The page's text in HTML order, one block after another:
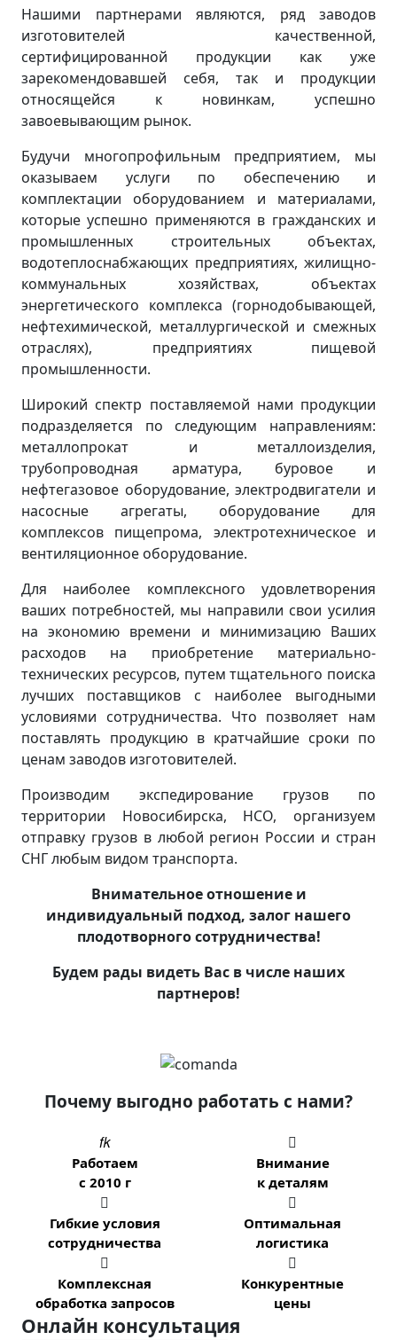
Нашими партнерами являются, ряд заводов
изготовителей качественной,
сертифицированной продукции как уже
зарекомендовавшей себя, так и продукции
относящейся к новинкам, успешно
завоевывающим рынок.
Будучи многопрофильным предприятием, мы
оказываем услуги по обеспечению и
комплектации оборудованием и материалами,
которые успешно применяются в гражданских и
промышленных строительных объектах,
водотеплоснабжающих предприятиях, жилищно-
коммунальных хозяйствах, объектах
энергетического комплекса (горнодобывающей,
нефтехимической, металлургической и смежных
отраслях), предприятиях пищевой
промышленности.
Широкий спектр поставляемой нами продукции
подразделяется по следующим направлениям:
металлопрокат и металлоизделия,
трубопроводная арматура, буровое и
нефтегазовое оборудование, электродвигатели и
насосные агрегаты, оборудование для
комплексов пищепрома, электротехническое и
вентиляционное оборудование.
Для наиболее комплексного удовлетворения
ваших потребностей, мы направили свои усилия
на экономию времени и минимизацию Ваших
расходов на приобретение материально-
технических ресурсов, путем тщательного поиска
лучших поставщиков с наиболее выгодными
условиями сотрудничества. Что позволяет нам
поставлять продукцию в кратчайшие сроки по
ценам заводов изготовителей.
Производим экспедирование грузов по
территории Новосибирска, НСО, организуем
отправку грузов в любой регион России и стран
СНГ любым видом транспорта.
Внимательное отношение и
индивидуальный подход, залог нашего
плодотворного сотрудничества!
Будем рады видеть Вас в числе наших
партнеров!
Почему выгодно работать с нами?

Работаем
с 2010 г

Внимание
к деталям

Гибкие условия
сотрудничества

Оптимальная
логистика

Комплексная
обработка запросов

Конкурентные
цены
Онлайн консультация